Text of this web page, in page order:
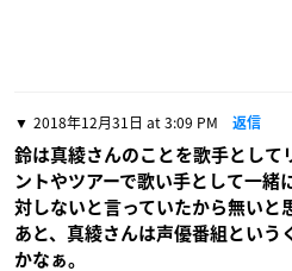
2018年12月31日 at 3:09 PM 返信
鈴は真綾さんのことを歌手として
ントやツアーで歌い手として一緒
対しないと言っていたから無いと
あと、真綾さんは声優番組という
かなぁ。